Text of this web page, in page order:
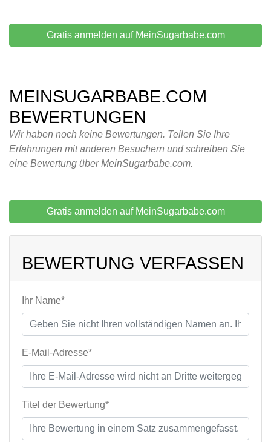
Gratis anmelden auf MeinSugarbabe.com
MEINSUGARBABE.COM
BEWERTUNGEN
Wir haben noch keine Bewertungen. Teilen Sie Ihre
Erfahrungen mit anderen Besuchern und schreiben Sie
eine Bewertung über MeinSugarbabe.com.
Gratis anmelden auf MeinSugarbabe.com
BEWERTUNG VERFASSEN
Ihr Name*
E-Mail-Adresse*
Titel der Bewertung*